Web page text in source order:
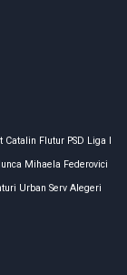
Catalin Flutur PSD Liga I
Mihaela Federovici
Urban Serv Alegeri